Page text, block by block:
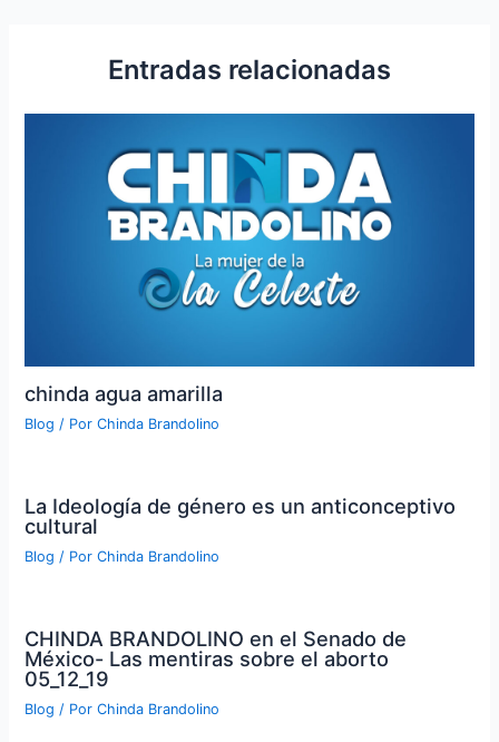
Entradas relacionadas
chinda agua amarilla
Blog / PorChinda Brandolino
La Ideología de género es un anticonceptivo
cultural
Blog / PorChinda Brandolino
CHINDA BRANDOLINO en el Senado de
México- Las mentiras sobre el aborto
05_12_19
Blog / PorChinda Brandolino